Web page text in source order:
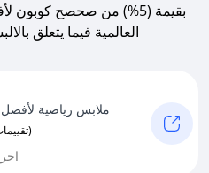
العالمية فيما يتعلق
ملابس رياضية لأفضل
(0 تقييمات)
اخر